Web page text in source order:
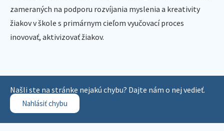
zameraných na podporu rozvíjania myslenia a kreativity
žiakov v škole s primárnym cieľom vyučovací proces
inovovať, aktivizovať žiakov.
Našli ste na stránke nejakú chybu? Dajte nám o nej vedieť.
Nahlásiť chybu